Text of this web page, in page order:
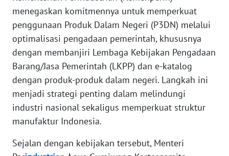
menegaskan komitmennya untuk memperkuat
penggunaan Produk Dalam Negeri (P3DN) melalui
optimalisasi pengadaan pemerintah, khususnya
dengan membanjiri Lembaga Kebijakan Pengadaan
Barang/Jasa Pemerintah (LKPP) dan e-katalog
dengan produk-produk dalam negeri. Langkah ini
menjadi strategi penting dalam melindungi
industri nasional sekaligus memperkuat struktur
manufaktur Indonesia.
Sejalan dengan kebijakan tersebut, Menteri
Informasi
INDEKS
BERITA
KONTAK
KAMI
IKLAN
TENTANG
KAMI